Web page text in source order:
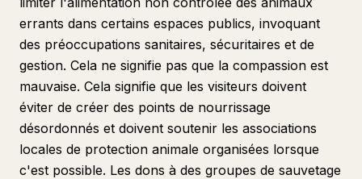
errants dans certains espaces publics, invoquant
des préoccupations sanitaires, sécuritaires et de
gestion. Cela ne signifie pas que la compassion est
mauvaise. Cela signifie que les visiteurs doivent
éviter de créer des points de nourrissage
désordonnés et doivent soutenir les associations
locales de protection animale organisées lorsque
c'est possible. Les dons à des groupes de sauvetage